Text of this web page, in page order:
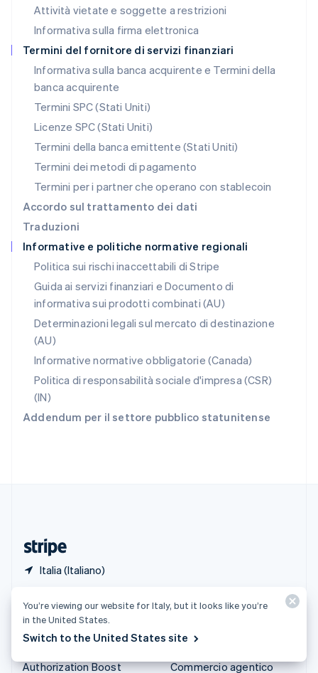
Attività vietate e soggette a restrizioni
Informativa sulla firma elettronica
Termini del fornitore di servizi finanziari
Informativa sulla banca acquirente e Termini della
banca acquirente
Termini SPC (Stati Uniti)
Licenze SPC (Stati Uniti)
Termini della banca emittente (Stati Uniti)
Termini dei metodi di pagamento
Termini per i partner che operano con stablecoin
Accordo sul trattamento dei dati
Traduzioni
Informative e politiche normative regionali
Politica sui rischi inaccettabili di Stripe
Guida ai servizi finanziari e Documento di
informativa sui prodotti combinati (AU)
Determinazioni legali sul mercato di destinazione
(AU)
Informative normative obbligatorie (Canada)
Politica di responsabilità sociale d'impresa (CSR)
(IN)
Addendum per il settore pubblico statunitense
Italia (Italiano)
Messico
Español English
Norvegia
English
English
Paesi Bassi
NederlandsEnglish
English
Portogallo
RAS di Hong Kong, Cina
English 简体中文
Regno Unito
Repubblica Ceca
English
Romania
Singapore
English简体中文
Slovacchia
English
EnglishItaliano
Spagna
Español
EnglishEspañol 简体中文
Prodotti e prezzi
Tariffe
Authorization Boost
Soluzioni
Start-up
Commercio agentico
You’re viewing our website for Italy, but it looks like you’re
in the United States.
Switch to the United States site